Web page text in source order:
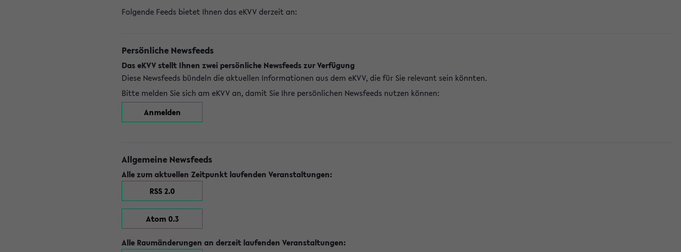
Folgende Feeds bietet Ihnen das eKVV derzeit an:
Persönliche Newsfeeds
Das eKVV stellt Ihnen zwei persönliche Newsfeeds zur Verfügung
Diese Newsfeeds bündeln die aktuellen Informationen aus dem eKVV, die für Sie relevant sein könnten.
Bitte melden Sie sich am eKVV an, damit Sie Ihre persönlichen Newsfeeds nutzen können:
Anmelden
Allgemeine Newsfeeds
Alle zum aktuellen Zeitpunkt laufenden Veranstaltungen:
RSS 2.0
Atom 0.3
Alle Raumänderungen an derzeit laufenden Veranstaltungen: